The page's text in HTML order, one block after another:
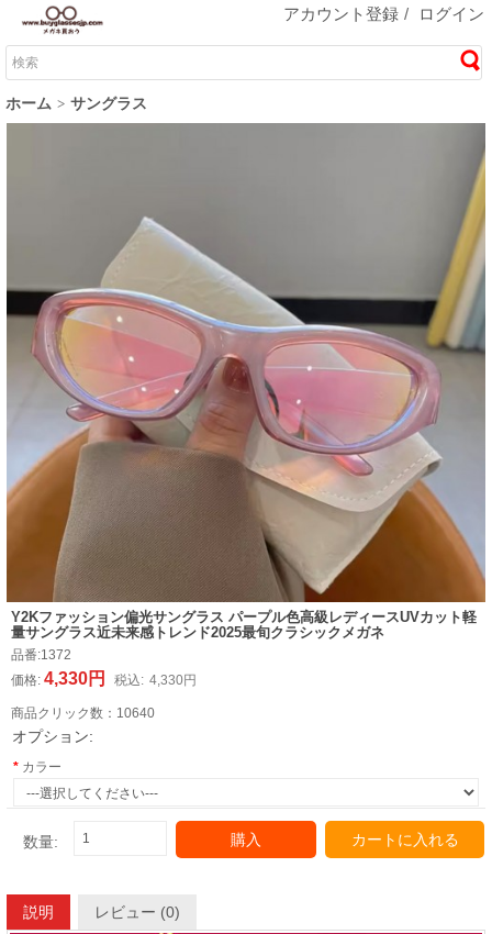
アカウント登録 / ログイン
ホーム サングラス
Y2Kファッション偏光サングラス パープル色高級レディースUVカット軽
量サングラス近未来感トレンド2025最旬クラシックメガネ
品番:1372
価格: 4,330円 税込: 4,330円
商品クリック数： 10640
オプション:
カラー
数量: 購入 カートに入れる
説明 レビュー (0)